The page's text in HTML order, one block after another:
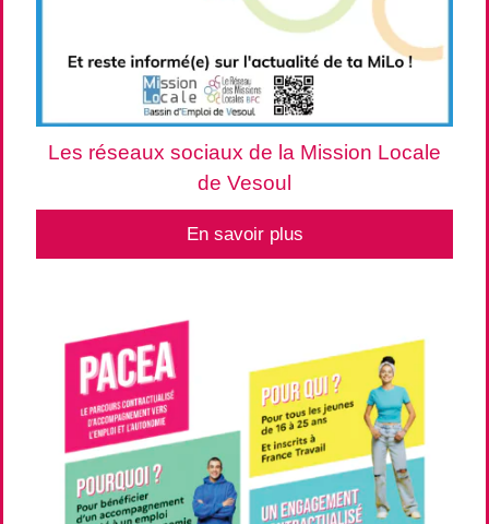
Les réseaux sociaux de la Mission Locale
de Vesoul
En savoir plus